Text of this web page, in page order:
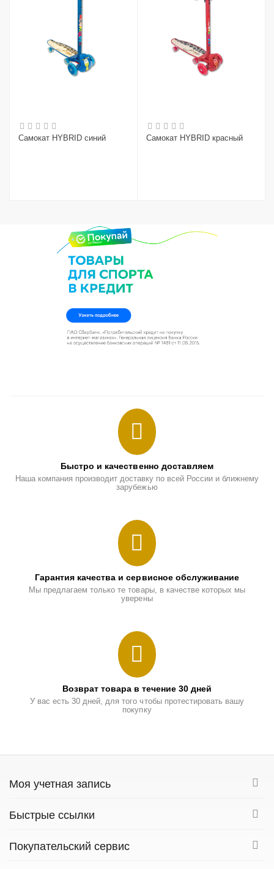
Самокат HYBRID синий Самокат HYBRID красный
Быстро и качественно доставляем
Наша компания производит доставку по всей России и ближнему
зарубежью
Гарантия качества и сервисное обслуживание
Мы предлагаем только те товары, в качестве которых мы
уверены
Возврат товара в течение 30 дней
У вас есть 30 дней, для того чтобы протестировать вашу
покупку
Моя учетная запись
Быстрые ссылки
Покупательский сервис